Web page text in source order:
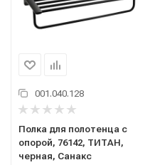
001.040.128
Полка для полотенца с
опорой, 76142, ТИТАН,
черная, Санакс